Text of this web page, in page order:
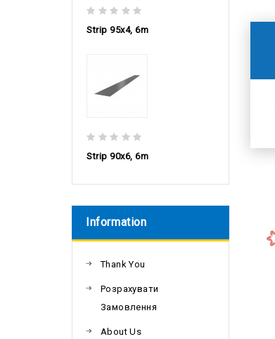
Strip 95х4, 6m
Strip 90х6, 6m
Information
Thank You
Розрахувати
Замовлення
About Us